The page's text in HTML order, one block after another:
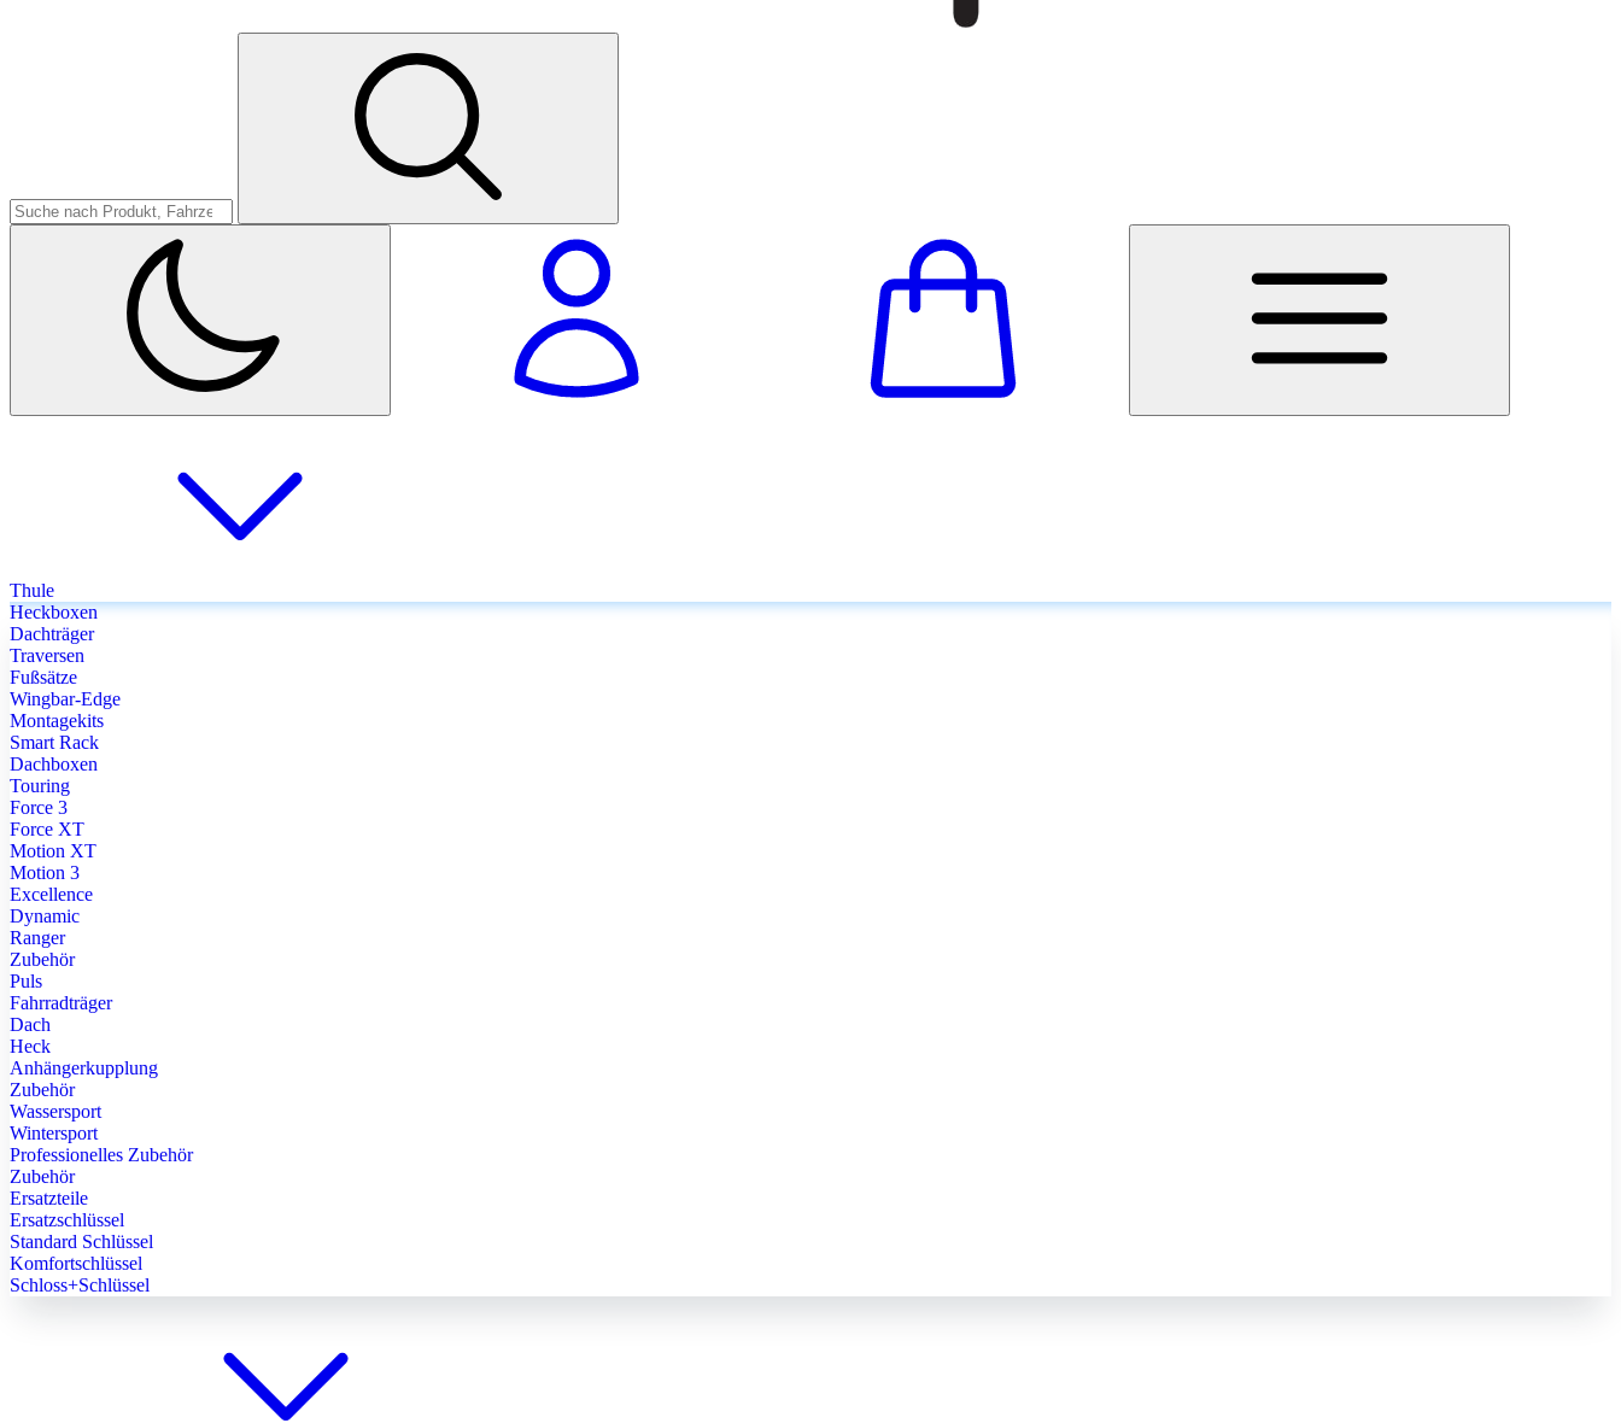
Thule
Heckboxen
Dachträger
Traversen
Fußsätze
Wingbar-Edge
Montagekits
Smart Rack
Dachboxen
Touring
Force 3
Force XT
Motion XT
Motion 3
Excellence
Dynamic
Ranger
Zubehör
Puls
Fahrradträger
Dach
Heck
Anhängerkupplung
Zubehör
Wassersport
Wintersport
Professionelles Zubehör
Zubehör
Ersatzteile
Ersatzschlüssel
Standard Schlüssel
Komfortschlüssel
Schloss+Schlüssel